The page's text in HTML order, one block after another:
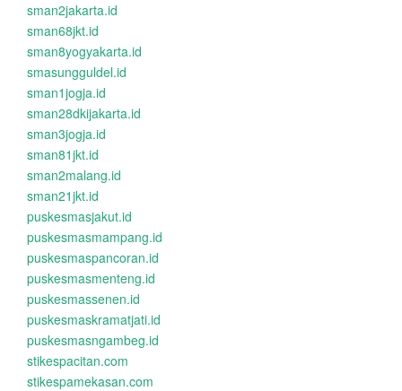
sman2jakarta.id
sman68jkt.id
sman8yogyakarta.id
smasungguldel.id
sman1jogja.id
sman28dkijakarta.id
sman3jogja.id
sman81jkt.id
sman2malang.id
sman21jkt.id
puskesmasjakut.id
puskesmasmampang.id
puskesmaspancoran.id
puskesmasmenteng.id
puskesmassenen.id
puskesmaskramatjati.id
puskesmasngambeg.id
stikespacitan.com
stikespamekasan.com